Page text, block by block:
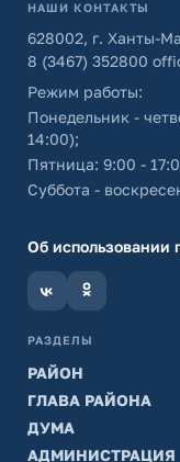
НАШИ КОНТАКТЫ
628002, г. Ханты-
8 (3467) 352800
Режим работы:
Понедельник -
14:00);
Пятница: 9:00 -
Суббота -
Об использовании
РАЗДЕЛЫ
РАЙОН
ГЛАВА РАЙОНА
ДУМА
АДМИНИСТРАЦИЯ